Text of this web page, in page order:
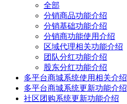
全部
分销商品功能介绍
分销基础功能介绍
分销商功能使用介绍
区域代理相关功能介绍
团队分红功能介绍
股东分红功能介绍
多平台商城系统使用相关介绍
多平台商城系统更新功能介绍
社区团购系统更新功能介绍